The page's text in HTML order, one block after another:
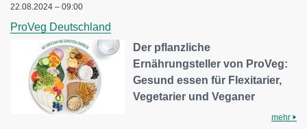
22.08.2024 – 09:00
ProVeg Deutschland
Der pflanzliche
Ernährungsteller von ProVeg:
Gesund essen für Flexitarier,
Vegetarier und Veganer
mehr